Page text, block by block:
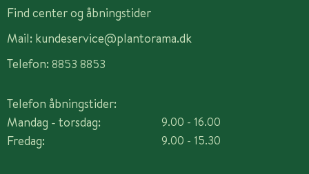
Find center og åbningstider
Mail: kundeservice@plantorama.dk
Telefon: 8853 8853
Telefon åbningstider:
Mandag - torsdag:
Fredag:
9.00 - 16.00
9.00 - 15.30